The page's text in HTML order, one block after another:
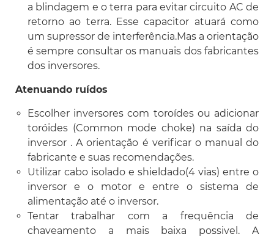
a blindagem e o terra para evitar circuito AC de
retorno ao terra. Esse capacitor atuará como
um supressor de interferência.Mas a orientação
é sempre consultar os manuais dos fabricantes
dos inversores.
Atenuando ruídos
Escolher inversores com toroídes ou adicionar
toróides (Common mode choke) na saída do
inversor . A orientação é verificar o manual do
fabricante e suas recomendações.
Utilizar cabo isolado e shieldado(4 vias) entre o
inversor e o motor e entre o sistema de
alimentação até o inversor.
Tentar trabalhar com a frequência de
chaveamento a mais baixa possivel. A